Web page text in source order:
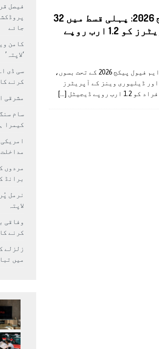
وزير اعظم فیول پیکج 2026: پہلی قسط میں 32
ہزار ٹرانسپورٹ آپریٹرز کو 1.2 ارب روپے
اسلام آباد: پہلے مرحلے میں پی ایم فیول پیکج 2026 کے تحت بسوں،
ڈیلیوری وینز کے آپریٹرز
[…]
فیصل
جائے
کامن
‘لاپتہ’
سی ڈی
کرنے
مشرقی
کیمرا
برانڈ
لاپتہ
وفاقی
کرنے
زلزلے
میں